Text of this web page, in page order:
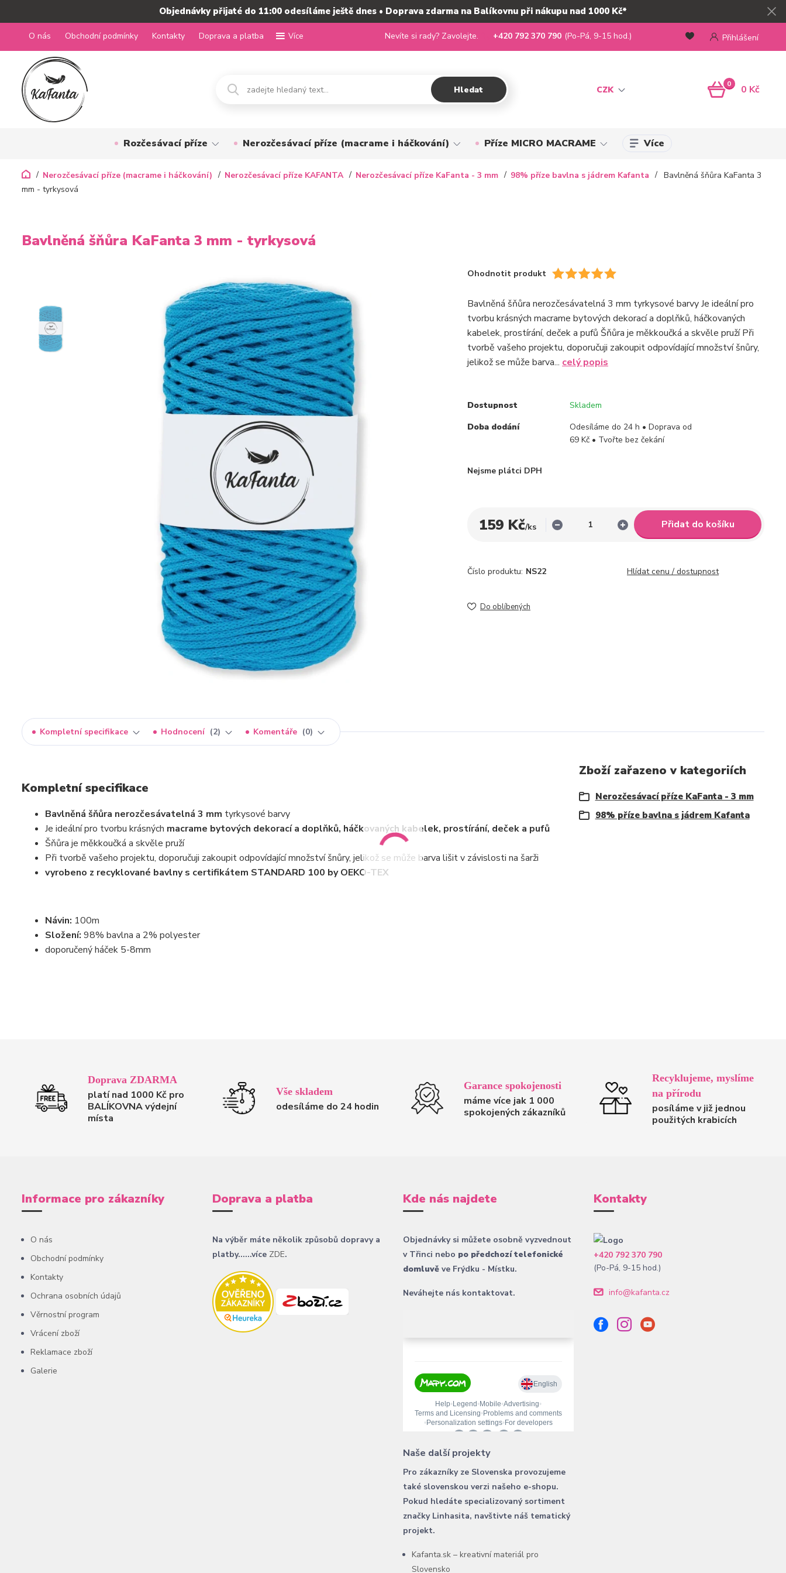
Objednávky přijaté do 11:00 odesíláme ještě dnes • Doprava zdarma na Balíkovnu při nákupu nad 1000 Kč*
O nás Obchodní podmínky Kontakty Doprava a platba Více
CZK
Přihlášení
Hledat
Nevíte si rady? Zavolejte. +420 792 370 790 (Po-Pá, 9-15 hod.)
0 0 Kč
Rozčesávací příze Nerozčesávací příze (macrame i háčkování) Příze MICRO MACRAME Více
Nerozčesávací příze (macrame i háčkování) Nerozčesávací příze KAFANTA Nerozčesávací příze KaFanta - 3 mm 98% příze bavlna s jádrem Kafanta
Bavlněná šňůra KaFanta 3
mm - tyrkysová
Bavlněná šňůra KaFanta 3 mm - tyrkysová
Ohodnotit produkt
Bavlněná šňůra nerozčesávatelná 3 mm tyrkysové barvy Je ideální pro
tvorbu krásných macrame bytových dekorací a doplňků, háčkovaných
kabelek, prostírání, deček a pufů Šňůra je měkkoučká a skvěle pruží Při
tvorbě vašeho projektu, doporučuji zakoupit odpovídající množství šnůry,
jelikož se může barva... celý popis
Dostupnost
Skladem
Doba dodání
Odesíláme do 24 h • Doprava od
69 Kč • Tvořte bez čekání
Nejsme plátci DPH
159 Kč/ks Přidat do košíku
Číslo produktu: NS22 Hlídat cenu / dostupnost
Do oblíbených
Kompletní specifikace Hodnocení 2 Komentáře 0
Kompletní specifikace
Bavlněná šňůra nerozčesávatelná 3 mm tyrkysové barvy
Je ideální pro tvorbu krásných macrame bytových dekorací a doplňků, háčkovaných kabelek, prostírání, deček a pufů
Šňůra je měkkoučká a skvěle pruží
Při tvorbě vašeho projektu, doporučuji zakoupit odpovídající množství šnůry, jelikož se může barva lišit v závislosti na šarži
vyrobeno z recyklované bavlny s certifikátem STANDARD 100 by OEKO-TEX
Návin: 100m
Složení: 98% bavlna a 2% polyester
doporučený háček 5-8mm
Zboží zařazeno v kategoriích
Nerozčesávací příze KaFanta - 3 mm
98% příze bavlna s jádrem Kafanta
Doprava ZDARMA
platí nad 1000 Kč pro
BALÍKOVNA výdejní
místa
Vše skladem
odesíláme do 24 hodin
Garance spokojenosti
máme více jak 1 000
spokojených zákazníků
Recyklujeme, myslíme
na přírodu
posíláme v již jednou
použitých krabicích
Informace pro zákazníky
O nás
Obchodní podmínky
Kontakty
Ochrana osobních údajů
Věrnostní program
Vrácení zboží
Reklamace zboží
Galerie
Doprava a platba
Na výběr máte několik způsobů dopravy a
platby......více ZDE.
Kde nás najdete
Objednávky si můžete osobně vyzvednout
v Třinci nebo po předchozí telefonické
domluvě ve Frýdku - Místku.
Neváhejte nás kontaktovat.
Naše další projekty
Pro zákazníky ze Slovenska provozujeme
také slovenskou verzi našeho e-shopu.
Pokud hledáte specializovaný sortiment
značky Linhasita, navštivte náš tematický
projekt.
Kafanta.sk – kreativní materiál pro
Slovensko
Kontakty
+420 792 370 790
(Po-Pá, 9-15 hod.)
info@kafanta.cz